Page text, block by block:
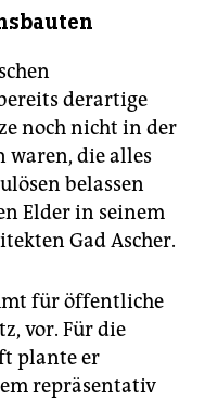
derartige
noch nicht in der
die alles
belassen
Elder in seinem
Gad Ascher.
für öffentliche
vor. Für die
plante er
repräsentativ